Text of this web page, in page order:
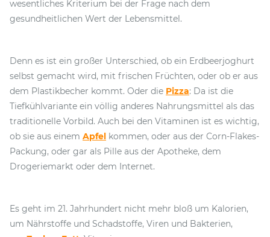
wesentliches Kriterium bei der Frage nach dem
gesundheitlichen Wert der Lebensmittel.
Denn es ist ein großer Unterschied, ob ein Erdbeerjoghurt
selbst gemacht wird, mit frischen Früchten, oder ob er aus
dem Plastikbecher kommt. Oder die Pizza: Da ist die
Tiefkühlvariante ein völlig anderes Nahrungsmittel als das
traditionelle Vorbild. Auch bei den Vitaminen ist es wichtig,
ob sie aus einem Apfel kommen, oder aus der Corn-Flakes-
Packung, oder gar als Pille aus der Apotheke, dem
Drogeriemarkt oder dem Internet.
Es geht im 21. Jahrhundert nicht mehr bloß um Kalorien,
um Nährstoffe und Schadstoffe, Viren und Bakterien,